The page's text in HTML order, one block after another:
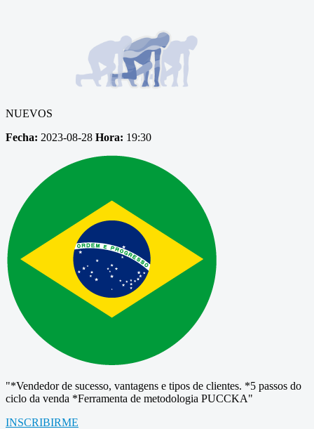
NUEVOS
Fecha: 2023-08-28 Hora: 19:30
"*Vendedor de sucesso, vantagens e tipos de clientes. *5 passos do
ciclo da venda *Ferramenta de metodologia PUCCKA"
INSCRIBIRME